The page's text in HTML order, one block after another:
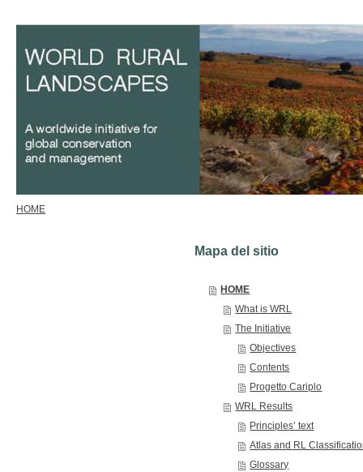
HOME
Mapa del sitio
HOME
What is WRL
The Initiative
Objectives
Contents
Progetto Cariplo
WRL Results
Principles’ text
Atlas and RL
Glossary